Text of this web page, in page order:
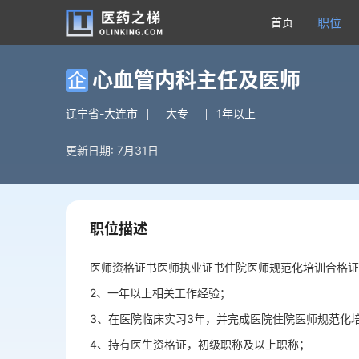
首页 职位
企 心血管内科主任及医师
辽宁省-大连市 大专 1年以上
更新日期: 7月31日
职位描述
医师资格证书医师执业证书住院医师规范化培训合格
2、一年以上相关工作经验；
3、在医院临床实习3年，并完成医院住院医师规范化
4、持有医生资格证，初级职称及以上职称；